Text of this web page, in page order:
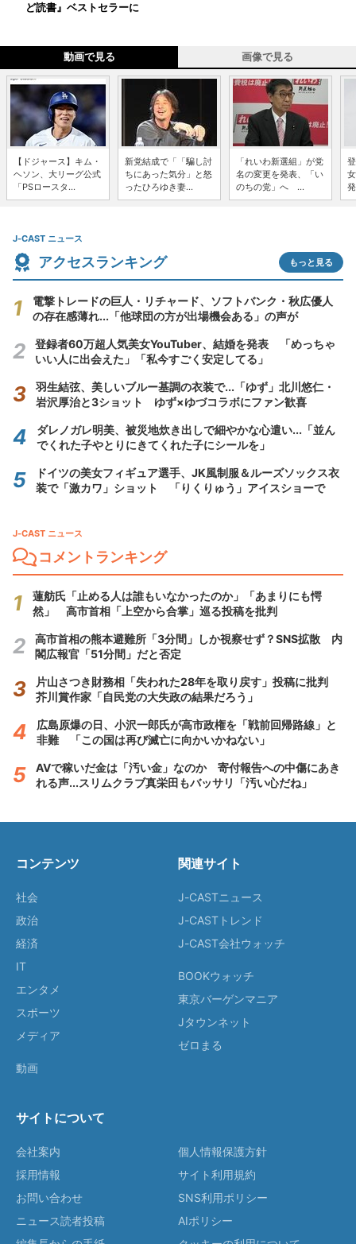
ど読書』ベストセラーに
動画で見る 画像で見る
【ドジャース】キム・
ヘソン、大リーグ公式
「PSロースタ...
新党結成で「「騙し討
ちにあった気分」と怒
ったひろゆき妻...
「れいわ新選組」が党
名の変更を発表、「い
のちの党」へ ...
J-CAST ニュース
アクセスランキング もっと見る
電撃トレードの巨人・リチャード、ソフトバンク・秋広優人
の存在感薄れ...「他球団の方が出場機会ある」の声が
登録者60万超人気美女YouTuber、結婚を発表 「めっちゃ
いい人に出会えた」「私今すごく安定してる」
羽生結弦、美しいブルー基調の衣装で...「ゆず」北川悠仁・
岩沢厚治と3ショット ゆず×ゆづコラボにファン歓喜
ダレノガレ明美、被災地炊き出しで細やかな心遣い...「並ん
でくれた子やとりにきてくれた子にシールを」
ドイツの美女フィギュア選手、JK風制服＆ルーズソックス衣
装で「激カワ」ショット 「りくりゅう」アイスショーで
J-CAST ニュース
コメントランキング
蓮舫氏「止める人は誰もいなかったのか」「あまりにも愕
然」 高市首相「上空から合掌」巡る投稿を批判
高市首相の熊本避難所「3分間」しか視察せず？SNS拡散 内
閣広報官「51分間」だと否定
片山さつき財務相「失われた28年を取り戻す」投稿に批判
芥川賞作家「自民党の大失政の結果だろう」
広島原爆の日、小沢一郎氏が高市政権を「戦前回帰路線」と
非難 「この国は再び滅亡に向かいかねない」
AVで稼いだ金は「汚い金」なのか 寄付報告への中傷にあき
れる声...スリムクラブ真栄田もバッサリ「汚い心だね」
コンテンツ
社会
政治
経済
IT
エンタメ
スポーツ
メディア
動画
関連サイト
J-CASTニュース
J-CASTトレンド
J-CAST会社ウォッチ
BOOKウォッチ
東京バーゲンマニア
Jタウンネット
ゼロまる
サイトについて
会社案内
採用情報
お問い合わせ
ニュース読者投稿
個人情報保護方針
サイト利用規約
SNS利用ポリシー
AIポリシー